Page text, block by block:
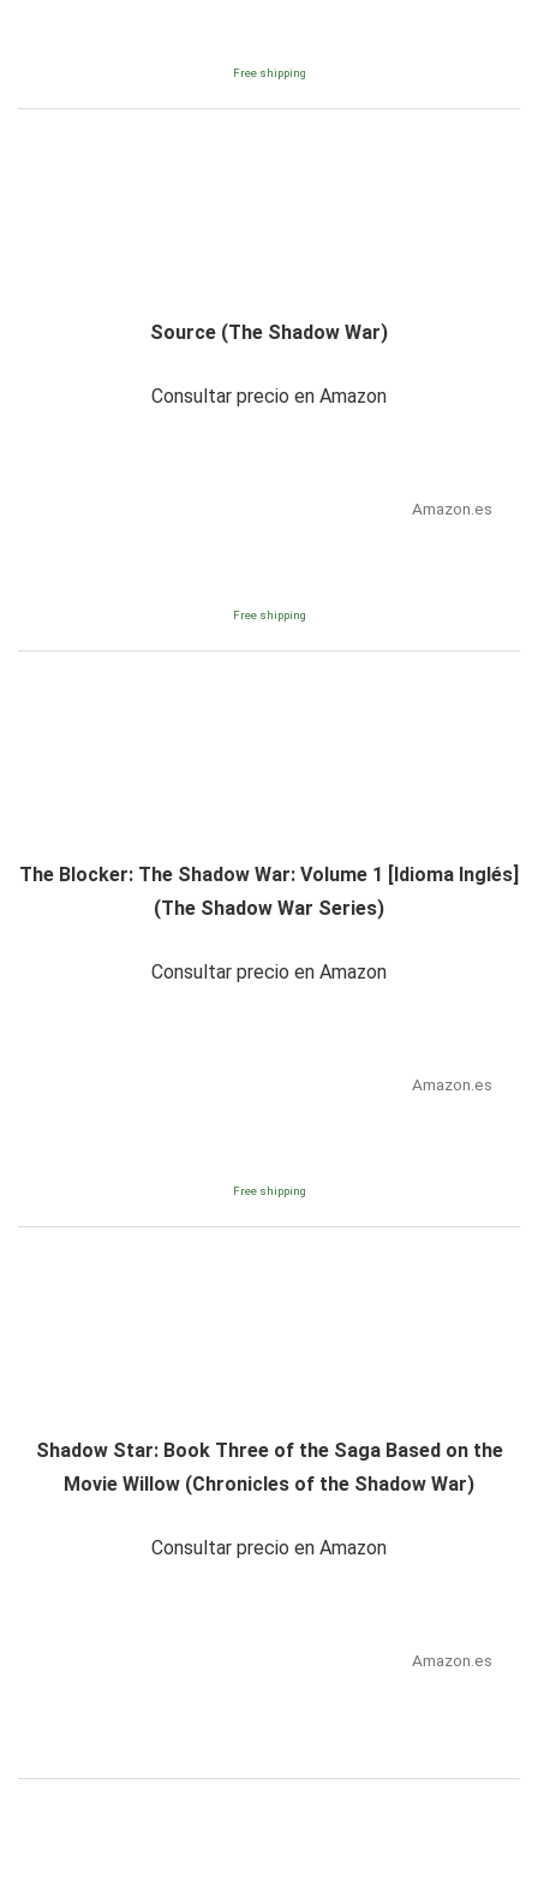
Free shipping
Source (The Shadow War)
Consultar precio en Amazon
Amazon.es
Free shipping
The Blocker: The Shadow War: Volume 1 [Idioma Inglés]
(The Shadow War Series)
Consultar precio en Amazon
Amazon.es
Free shipping
Shadow Star: Book Three of the Saga Based on the
Movie Willow (Chronicles of the Shadow War)
Consultar precio en Amazon
Amazon.es